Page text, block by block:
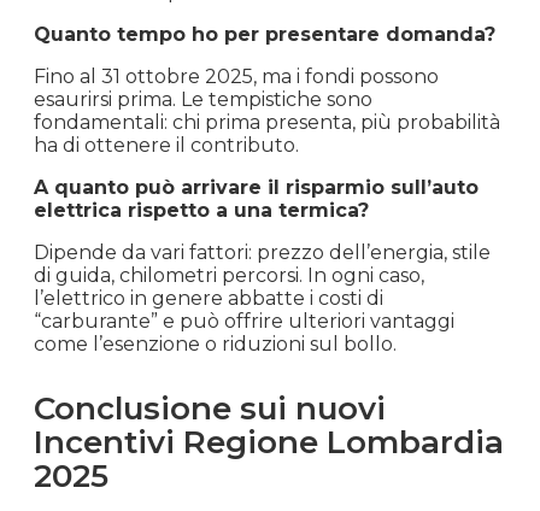
Quanto tempo ho per presentare domanda?
Fino al 31 ottobre 2025, ma i fondi possono
esaurirsi prima. Le tempistiche sono
fondamentali: chi prima presenta, più probabilità
ha di ottenere il contributo.
A quanto può arrivare il risparmio sull’auto
elettrica rispetto a una termica?
Dipende da vari fattori: prezzo dell’energia, stile
di guida, chilometri percorsi. In ogni caso,
l’elettrico in genere abbatte i costi di
“carburante” e può offrire ulteriori vantaggi
come l’esenzione o riduzioni sul bollo.
Conclusione sui nuovi
Incentivi Regione Lombardia
2025